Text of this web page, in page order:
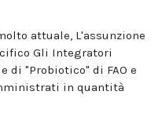
attuale, L'assunzione
Gli Integratori
di "Probiotico" di FAO e
in quantità